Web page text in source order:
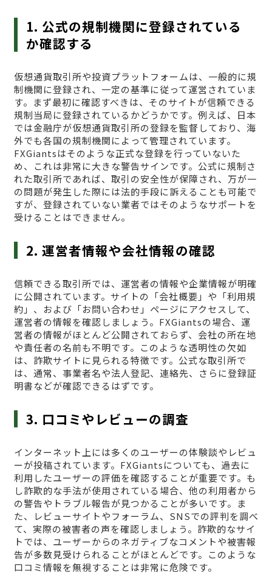
1. 公式の規制機関に登録されている
か確認する
仮想通貨取引所や投資プラットフォームは、一般的に規
制機関に登録され、一定の基準に従って運営されていま
す。まず最初に確認すべきは、そのサイトが信頼できる
規制当局に登録されているかどうかです。例えば、日本
では金融庁が仮想通貨取引所の登録を監督しており、海
外でも各国の規制機関によって管理されています。
FXGiantsはそのような正式な登録を行っていないた
め、これは非常に大きな警告サインです。公式に規制さ
れた取引所であれば、取引の安全性が保障され、万が一
の問題が発生した際には法的手段に訴えることも可能で
すが、登録されていない業者ではそのようなサポートを
受けることはできません。
2. 運営者情報や会社情報の確認
信頼できる取引所では、運営者の情報や企業情報が明確
に公開されています。サイトの「会社概要」や「利用規
約」、および「お問い合わせ」ページにアクセスして、
運営者の情報を確認しましょう。FXGiantsの場合、運
営者の情報がほとんど公開されておらず、会社の所在地
や責任者の名前も不明です。このような透明性の欠如
は、詐欺サイトに見られる特徴です。公式な取引所で
は、通常、事業者名や法人登記、連絡先、さらに登録証
明書などが確認できるはずです。
3. 口コミやレビューの調査
インターネット上には多くのユーザーの体験談やレビュ
ーが投稿されています。FXGiantsについても、過去に
利用したユーザーの評価を確認することが重要です。も
し詐欺的な手法が使用されている場合、他の利用者から
の警告やトラブル報告が見つかることが多いです。ま
た、レビューサイトやフォーラム、SNSでの評判を調べ
て、実際の被害者の声を確認しましょう。詐欺的なサイ
トでは、ユーザーからのネガティブなコメントや被害報
告が多数見受けられることがほとんどです。このような
口コミ情報を無視することは非常に危険です。